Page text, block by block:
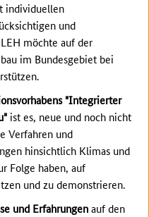
individuellen
und
möchte auf der
im Bundesgebiet bei
"Integrierter
ist es, neue und noch nicht
Verfahren und
hinsichtlich Klimas und
Folge haben, auf
und zu demonstrieren.
und Erfahrungenauf den